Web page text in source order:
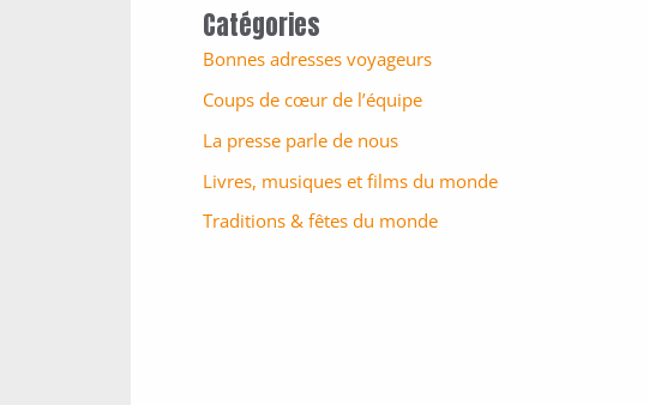
Catégories
Bonnes adresses voyageurs
Coups de cœur de l’équipe
La presse parle de nous
Livres, musiques et films du monde
Traditions & fêtes du monde